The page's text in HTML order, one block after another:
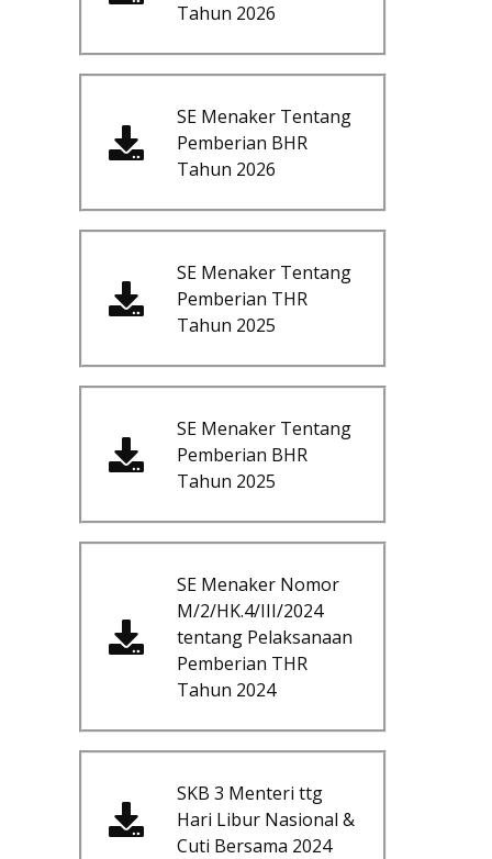
Tahun 2026
SE Menaker Tentang
Pemberian BHR
Tahun 2026
SE Menaker Tentang
Pemberian THR
Tahun 2025
SE Menaker Tentang
Pemberian BHR
Tahun 2025
SE Menaker Nomor
M/2/HK.4/III/2024
tentang Pelaksanaan
Pemberian THR
Tahun 2024
SKB 3 Menteri ttg
Hari Libur Nasional &
Cuti Bersama 2024